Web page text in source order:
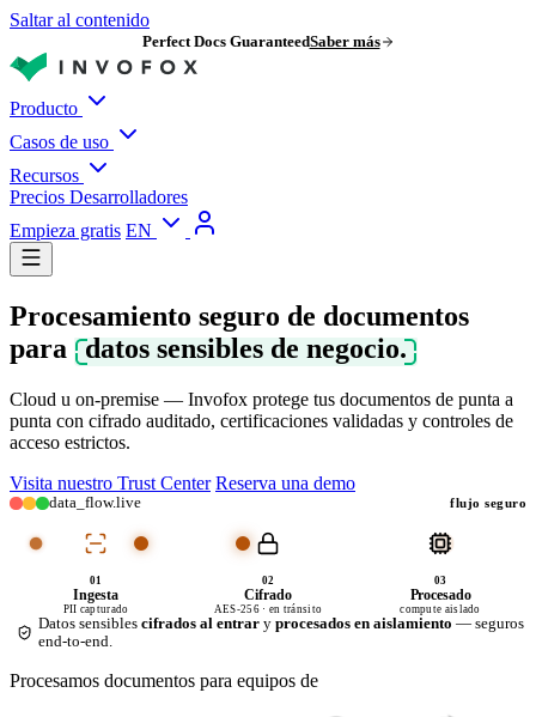
Saltar al contenido
Perfect Docs GuaranteedSaber más
Producto
Casos de uso
Recursos
Precios Desarrolladores
Empieza gratis EN
Procesamiento seguro de documentos
para
datos sensibles de negocio.
Cloud u on-premise — Invofox protege tus documentos de punta a
punta con cifrado auditado, certificaciones validadas y controles de
acceso estrictos.
Visita nuestro Trust Center Reserva una demo
data_flow.live flujo seguro
01
Ingesta
PII capturado
02
Cifrado
AES-256 · en tránsito
03
Procesado
compute aislado
Datos sensibles cifrados al entrar y procesados en aislamiento — seguros
end-to-end.
Procesamos documentos para equipos de